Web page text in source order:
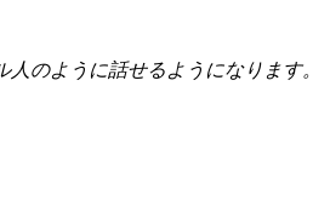
のように話せるようになります。